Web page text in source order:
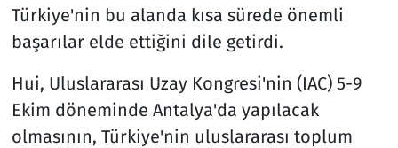
Türkiye'nin bu alanda kısa sürede önemli
başarılar elde ettiğini dile getirdi.
Hui, Uluslararası Uzay Kongresi'nin (IAC) 5-9
Ekim döneminde Antalya'da yapılacak
olmasının, Türkiye'nin uluslararası toplum